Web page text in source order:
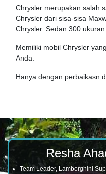
Chrysler merupakan salah
Chrysler dari sisa-sisa
Chrysler. Sedan 300
Memiliki mobil Chrysler
Anda.
Hanya dengan perbaikasn
Resha
Team Leader, Lamborghini